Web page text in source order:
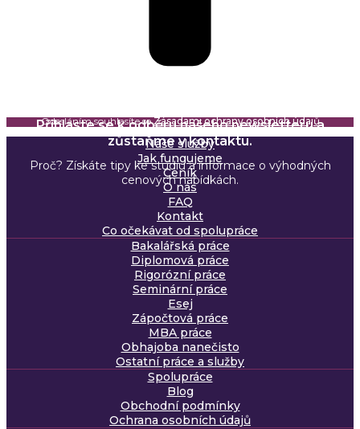
Přihlaste se k odběru našeho newsletteru a
zůstaňme v kontaktu.
Proč? Získáte tipy ke studiu a informace o výhodných
cenových nabídkách.
Odesláním souhlasíte seZásadami ochrany osobních údajů
Naše služby
Jak fungujeme
Ceník
O nás
FAQ
Kontakt
Co očekávat od spolupráce
Bakalářská práce
Diplomová práce
Rigorózní práce
Seminární práce
Esej
Zápočtová práce
MBA práce
Obhajoba nanečisto
Ostatní práce a služby
Spolupráce
Blog
Obchodní podmínky
Ochrana osobních údajů